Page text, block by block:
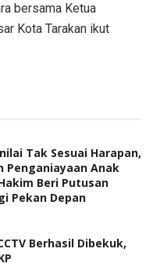
bersama Ketua
Kota Tarakan ikut
Tak Sesuai Harapan,
Penganiayaan Anak
Beri Putusan
Pekan Depan
Berhasil Dibekuk,